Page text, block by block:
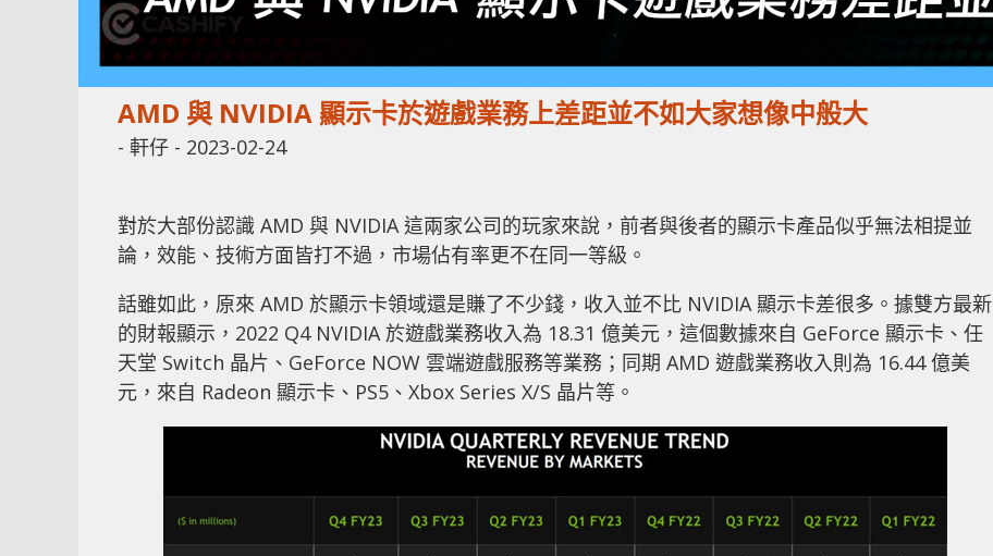
AMD 與 NVIDIA 顯示卡於遊戲業務上差距並不如大家想像中般大
- 軒仔 - 2023-02-24
對於大部份認識 AMD 與 NVIDIA 這兩家公司的玩家來說，前者與後者的顯示卡產品似乎無法相提並
論，效能、技術方面皆打不過，市場佔有率更不在同一等級。
話雖如此，原來 AMD 於顯示卡領域還是賺了不少錢，收入並不比 NVIDIA 顯示卡差很多。據雙方最新
的財報顯示，2022 Q4 NVIDIA 於遊戲業務收入為 18.31 億美元，這個數據來自 GeForce 顯示卡、任
天堂 Switch 晶片、GeForce NOW 雲端遊戲服務等業務；同期 AMD 遊戲業務收入則為 16.44 億美
元，來自 Radeon 顯示卡、PS5、Xbox Series X/S 晶片等。